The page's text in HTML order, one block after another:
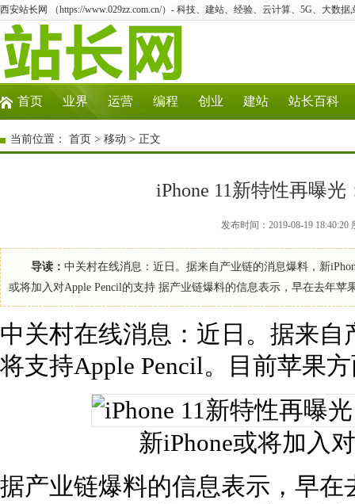
西安站长网 （https://www.029zz.com.cn/）- 科技、建站、经验、云计算、5G、大数据
首页 业界 运营 编程 创业 建站 站长百科
当前位置： 首页 > 移动 > 正文
iPhone 11新特性再曝
发布时间：2019-08-19
导读： 中关村在线消息：近日。据来自产业链的消息爆料，新
或将加入对Apple Pencil的支持 据产业链爆料的信息表示，早在去年苹
中关村在线消息：近日。据来自
将支持Apple Pencil。目前苹果
新iPhone或将加入
据产业链爆料的信息表示，早在